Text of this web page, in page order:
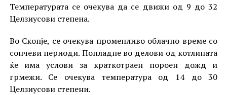
Температурата се очекува да се движи од 9 до 32
Целзиусови степена.
Во Скопје, се очекува променливо облачно време со
сончеви периоди. Попладне во делови од котлината
ќе има услови за краткотраен пороен дожд и
грмежи. Се очекува температура од 14 до 30
Целзиусови степени.